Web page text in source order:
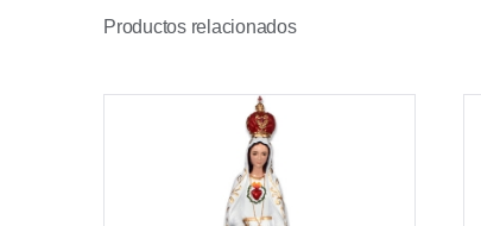
Productos relacionados